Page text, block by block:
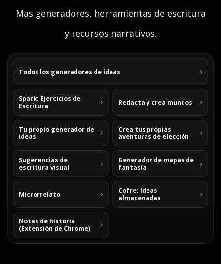
Mas generadores, herramientas de escritura
y recursos narrativos.
Todos los generadores de ideas
Spark: Ejercicios de
Escritura
Redacta y crea mundos
Tu propio generador de
ideas
Crea tus propias
aventuras de elección
Sugerencias de
escritura visual
Generador de mapas de
fantasía
Microrrelato
Cofre: Ideas
almacenadas
Notas de historia
(Extensión de Chrome)